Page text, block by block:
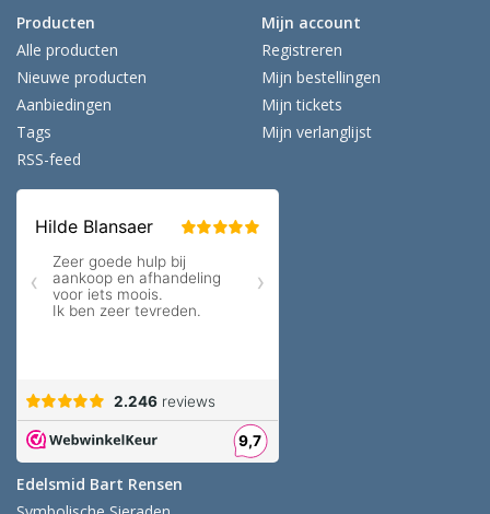
Producten
Alle producten
Nieuwe producten
Aanbiedingen
Tags
RSS-feed
Mijn account
Registreren
Mijn bestellingen
Mijn tickets
Mijn verlanglijst
Edelsmid Bart Rensen